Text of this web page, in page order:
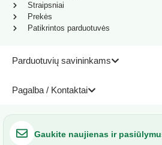
Parduotuvių savininkams
Pagalba / Kontaktai
Straipsniai
Prekės
Patikrintos parduotuvės
Gaukite naujienas ir